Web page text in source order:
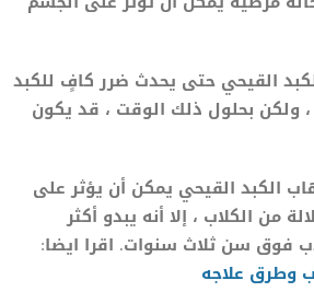
القيحي حتى يحدث ضرر كافٍ للكبد
ولكن بحلول ذلك الوقت ، قد يكون
الكبد القيحي يمكن أن يؤثر على
من الكلاب ، إلا أنه يبدو أكثر
فوق سن ثلاث سنوات. اقرا ايضا:
وطرق علاجه